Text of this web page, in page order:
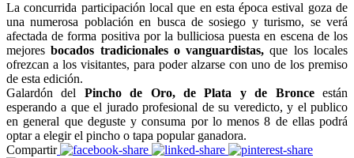
La concurrida participación local que en esta época estival goza de
una numerosa población en busca de sosiego y turismo, se verá
afectada de forma positiva por la bulliciosa puesta en escena de los
mejoresbocados tradicionales o vanguardistas, que los locales
ofrezcan a los visitantes, para poder alzarse con uno de los premiso
de esta edición.
Galardón del Pincho de Oro, de Plata y de Bronceestán
esperando a que el jurado profesional de su veredicto, y el publico
en general que deguste y consuma por lo menos 8 de ellas podrá
optar a elegir el pincho o tapa popular ganadora.
Compartir